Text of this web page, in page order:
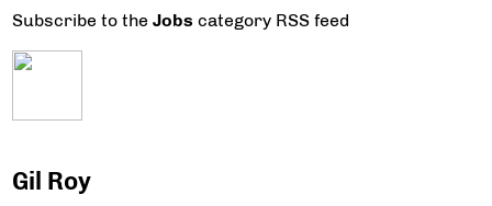
Subscribe to theJobs category RSS feed
Gil Roy